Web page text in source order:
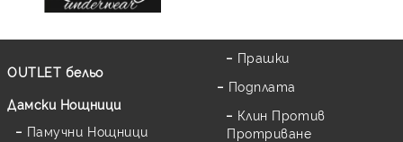
OUTLET бельо
Дамски Нощници
Памучни Нощници
Прашки
Подплата
Клин Против
Протриване